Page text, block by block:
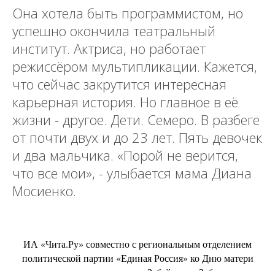
Она хотела быть программистом, но
успешно окончила театральный
институт. Актриса, но работает
режиссёром мультипликации. Кажется,
что сейчас закрутится интересная
карьерная история. Но главное в её
жизни - другое. Дети. Семеро. В разбеге
от почти двух и до 23 лет. Пять девочек
и два мальчика. «Порой не верится,
что все мои», - улыбается мама Диана
Мосиенко.
ИА «Чита.Ру» совместно с региональным отделением
политической партии «Единая Россия» ко Дню матери